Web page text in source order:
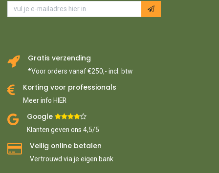
Gratis verzending
*Voor orders vanaf €250,- incl. btw
Korting voor professionals
Meer info HIER
Google ​
Klanten geven ons 4,5/5
Veilig online betalen
Vertrouwd via je eigen bank